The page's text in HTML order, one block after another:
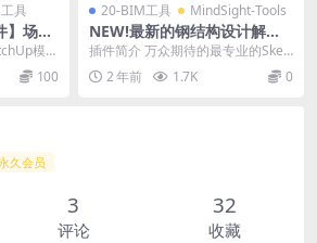
具
】场景
模型
BIM类
100
20-BIM工具 MindSight-Tools
NEW!最新的钢结构设计解决
方案-DECAsteel™ for Sketc
hUp2025最新版发布
插件简介 万众期待的最专业的Sket
chUp钢结构设计工具在2025年1月
30日...
2 年前 1.7K 0
久会员
3
评论
32
收藏